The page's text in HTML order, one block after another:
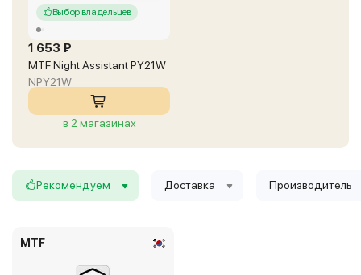
Выбор владельцев
1 653 ₽
MTF Night Assistant PY21W
NPY21W
в 2 магазинах
Рекомендуем Доставка Производитель
MTF